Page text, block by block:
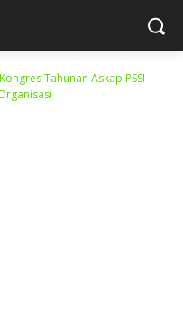
Tahunan Askap PSSI